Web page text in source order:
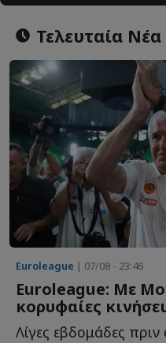
Τελευταία Νέα
Euroleague | 07/08 - 23:46
Euroleague: Με
κορυφαίες